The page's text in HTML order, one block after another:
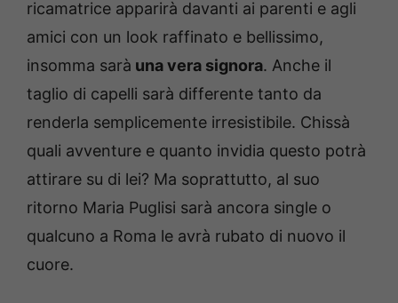
ricamatrice apparirà davanti ai parenti e agli
amici con un look raffinato e bellissimo,
insomma sarà una vera signora. Anche il
taglio di capelli sarà differente tanto da
renderla semplicemente irresistibile. Chissà
quali avventure e quanto invidia questo potrà
attirare su di lei? Ma soprattutto, al suo
ritorno Maria Puglisi sarà ancora single o
qualcuno a Roma le avrà rubato di nuovo il
cuore.